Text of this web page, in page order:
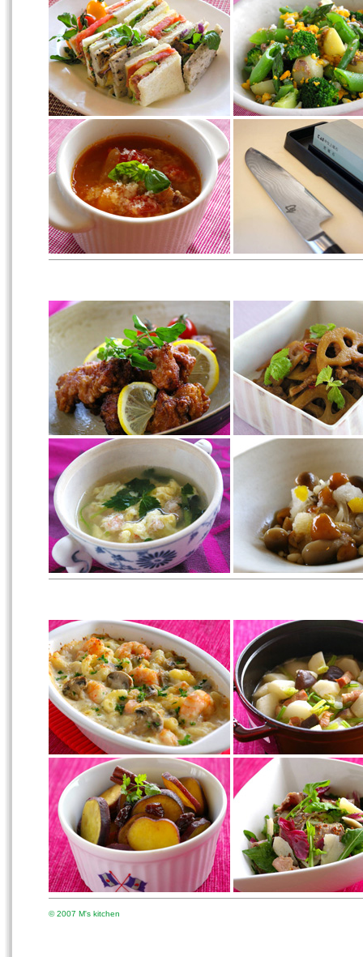
© 2007 M's kitchen